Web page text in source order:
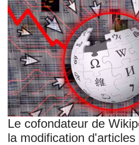
Le cofondateur de
la modification